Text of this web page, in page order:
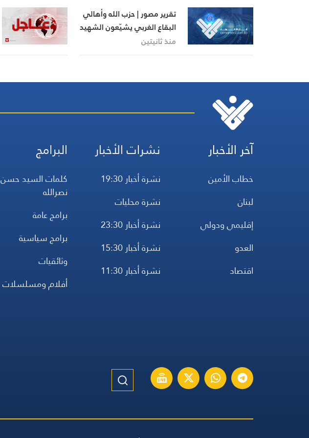
تقرير مصور | حزب الله وأهالي
البقاع الغربي يشيّعون الشهيد
علي الخطيب في لبايا
منذ ثانيتين
آخر الأخبار
خطاب الأمين
لبنان
إقليمي ودولي
العدو
اقتصاد
نشرات الأخبار
نشرة أخبار 19:30
نشرة محليات
نشرة أخبار 23:30
نشرة أخبار 15:30
نشرة أخبار 11:30
البرامج
كلمات السيد حسن
نصرالله
برامج عامة
برامج سياسية
وثائقيات
أفلام ومسلسلات